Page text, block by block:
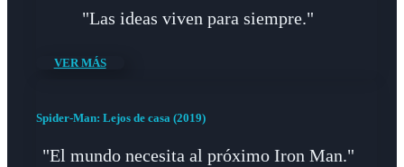
"Las ideas viven para siempre."
VER MÁS
Spider-Man: Lejos de casa (2019)
"El mundo necesita al próximo Iron Man."